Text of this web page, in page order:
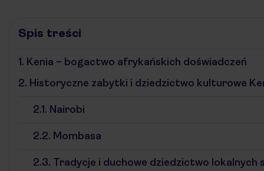
Spis treści
1. Kenia – bogactwo afrykańskich doświadczeń
2. Historyczne zabytki i dziedzictwo kulturowe
2.1. Nairobi
2.2. Mombasa
2.3. Tradycje i duchowe dziedzictwo lokalnych